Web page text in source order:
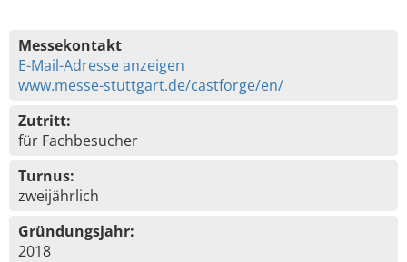
Messekontakt
E-Mail-Adresse anzeigen
www.messe-stuttgart.de/castforge/en/
Zutritt:
für Fachbesucher
Turnus:
zweijährlich
Gründungsjahr:
2018